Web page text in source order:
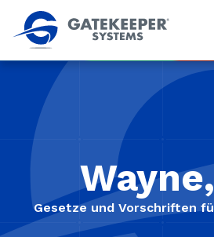
Gesetze und Vorschriften